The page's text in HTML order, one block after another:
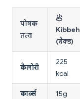
पोषक
तत्व
🥟
Kibbeh
(बेक्ड)
कैलोरी
225
kcal
कार्ब्स 15g